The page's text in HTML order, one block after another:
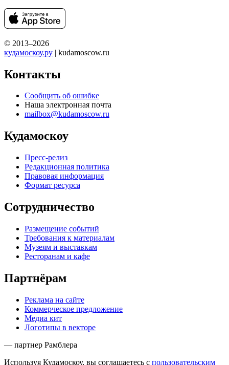
© 2013–2026
кудамоскоу.ру | kudamoscow.ru
Контакты
Сообщить об ошибке
Наша электронная почта
mailbox@kudamoscow.ru
Кудамоскоу
Пресс-релиз
Редакционная политика
Правовая информация
Формат ресурса
Сотрудничество
Размещение событий
Требования к материалам
Музеям и выставкам
Ресторанам и кафе
Партнёрам
Реклама на сайте
Коммерческое предложение
Медиа кит
Логотипы в векторе
— партнер Рамблера
Используя Кудамоскоу, вы соглашаетесь с пользовательским